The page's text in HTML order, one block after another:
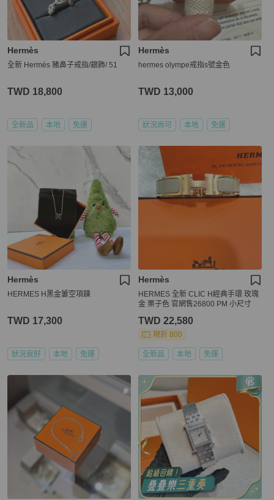
Hermès
全新 Hermès 豬鼻子戒指/銀飾/ 51
TWD 18,800
全新品 本地 免運
Hermès
hermes olympe戒指s號金色
TWD 13,000
狀況尚可 本地 免運
Hermès
HERMES H黑金簍空項鍊
TWD 17,300
狀況良好 本地 免運
Hermès
HERMES 全新 CLIC H經典手環 玫瑰
金 栗子色 官網售26800 PM 小尺寸
TWD 22,580
現折 800
全新品 本地 免運